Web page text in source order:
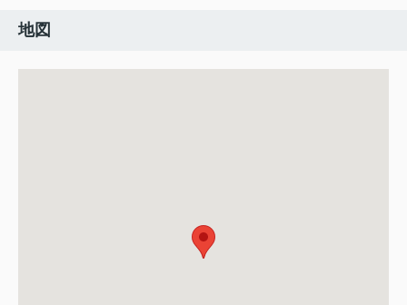
地図